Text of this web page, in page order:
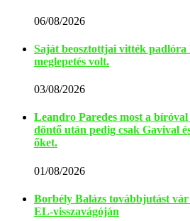
06/08/2026
Saját beosztottjai vitték padlóra
meglepetés volt.
03/08/2026
Leandro Paredes most a
döntő után pedig csak Gavival
őket.
01/08/2026
Borbély Balázs továbbjutást
EL-visszavágóján